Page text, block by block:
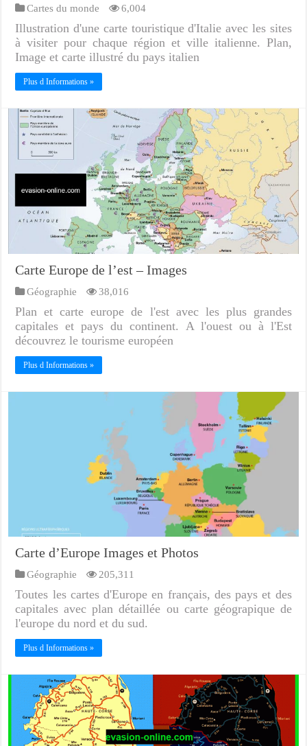
Cartes du monde 6,004
Illustration d'une carte touristique d'Italie avec les sites
à visiter pour chaque région et ville italienne. Plan,
Image et carte illustré du pays italien
Plus d Informations »
Carte Europe de l’est – Images
Géographie 38,016
Plan et carte europe de l'est avec les plus grandes
capitales et pays du continent. A l'ouest ou à l'Est
découvrez le tourisme européen
Plus d Informations »
Carte d’Europe Images et Photos
Géographie 205,311
Toutes les cartes d'Europe en français, des pays et des
capitales avec plan détaillée ou carte géograpique de
l'europe du nord et du sud.
Plus d Informations »